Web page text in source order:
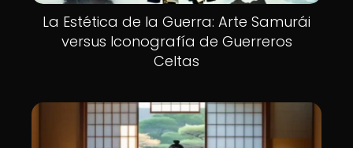
La Estética de la Guerra: Arte Samurái
versus Iconografía de Guerreros
Celtas